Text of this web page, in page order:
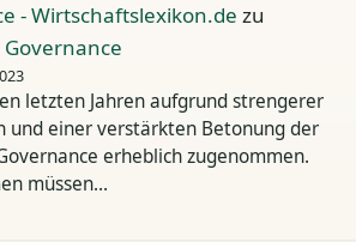
- Wirtschaftslexikon.de zu
letzten Jahren aufgrund strengerer
und einer verstärkten Betonung der
erheblich zugenommen.
müssen…